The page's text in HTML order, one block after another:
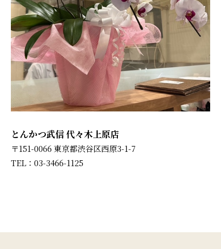
とんかつ武信 代々木上原店
〒151-0066 東京都渋谷区西原3-1-7
TEL：03-3466-1125